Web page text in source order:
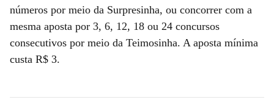
números por meio da Surpresinha, ou concorrer com a
mesma aposta por 3, 6, 12, 18 ou 24 concursos
consecutivos por meio da Teimosinha. A aposta mínima
custa R$ 3.